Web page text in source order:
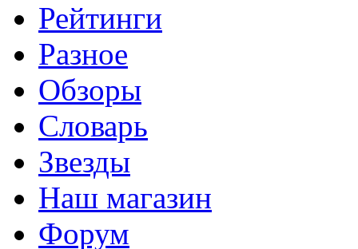
Рейтинги
Разное
Обзоры
Словарь
Звезды
Наш магазин
Форум